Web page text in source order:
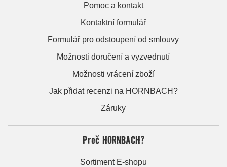
Pomoc a kontakt
Kontaktní formulář
Formulář pro odstoupení od smlouvy
Možnosti doručení a vyzvednutí
Možnosti vrácení zboží
Jak přidat recenzi na HORNBACH?
Záruky
Proč HORNBACH?
Sortiment E-shopu